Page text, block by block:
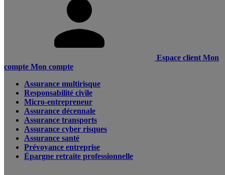
Espace client Mon
compte Mon compte
Assurance multirisque
Responsabilité civile
Micro-entrepreneur
Assurance décennale
Assurance transports
Assurance cyber risques
Assurance santé
Prévoyance entreprise
Épargne retraite professionnelle